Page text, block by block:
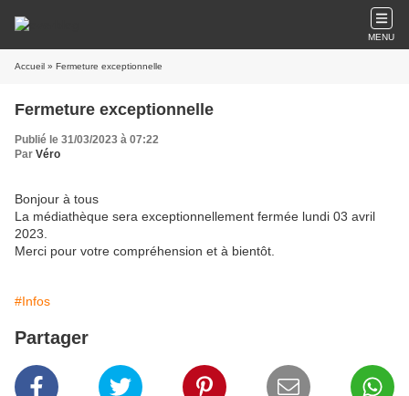
MENU
Accueil » Fermeture exceptionnelle
Fermeture exceptionnelle
Publié le 31/03/2023 à 07:22
Par Véro
Bonjour à tous
La médiathèque sera exceptionnellement fermée lundi 03 avril
2023.
Merci pour votre compréhension et à bientôt.
#Infos
Partager